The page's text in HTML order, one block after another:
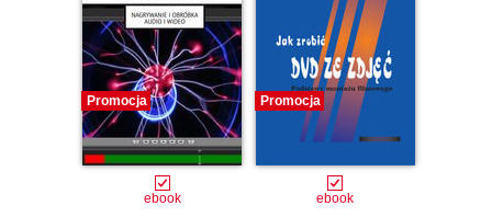
Promocja
ebook
Promocja
ebook